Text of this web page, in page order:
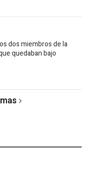
dos miembros de la
quedaban bajo